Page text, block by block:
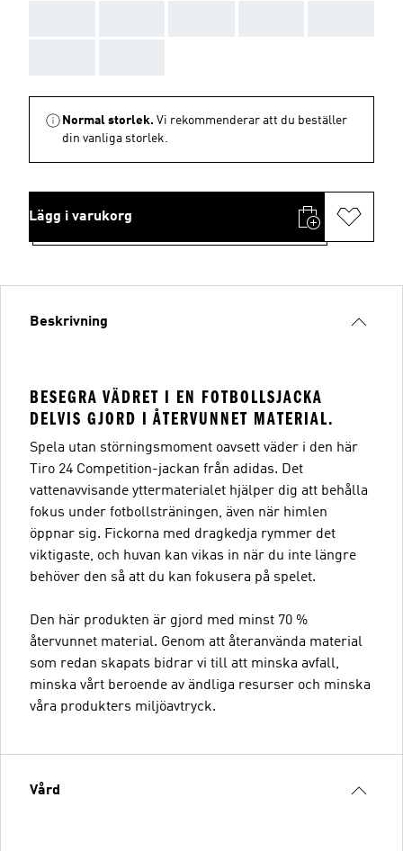
Normal storlek. Vi rekommenderar att du beställer
din vanliga storlek.
Lägg i varukorg
Beskrivning
BESEGRA VÄDRET I EN FOTBOLLSJACKA
DELVIS GJORD I ÅTERVUNNET MATERIAL.
Spela utan störningsmoment oavsett väder i den här
Tiro 24 Competition-jackan från adidas. Det
vattenavvisande yttermaterialet hjälper dig att behålla
fokus under fotbollsträningen, även när himlen
öppnar sig. Fickorna med dragkedja rymmer det
viktigaste, och huvan kan vikas in när du inte längre
behöver den så att du kan fokusera på spelet.
Den här produkten är gjord med minst 70 %
återvunnet material. Genom att återanvända material
som redan skapats bidrar vi till att minska avfall,
minska vårt beroende av ändliga resurser och minska
våra produkters miljöavtryck.
Vård